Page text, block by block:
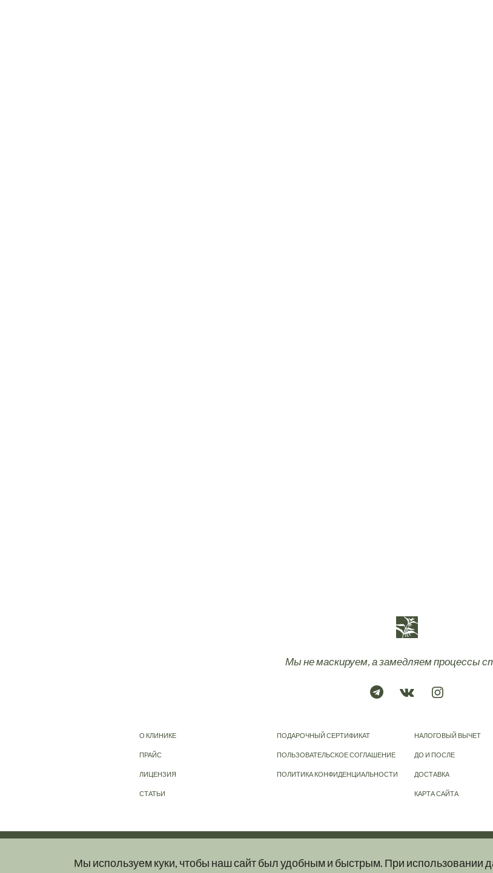
Мы используем куки, чтобы наш сайт был удобным и быстрым. При использовании
Мы не маскируем, а замедляем процессы
О КЛИНИКЕ
ПРАЙС
ЛИЦЕНЗИЯ
СТАТЬИ
ПОДАРОЧНЫЙ СЕРТИФИКАТ
ПОЛЬЗОВАТЕЛЬСКОЕ СОГЛАШЕНИЕ
ПОЛИТИКА КОНФИДЕНЦИАЛЬНОСТИ
НАЛОГОВЫЙ ВЫЧЕТ
ДО И ПОСЛЕ
ДОСТАВКА
КАРТА САЙТА